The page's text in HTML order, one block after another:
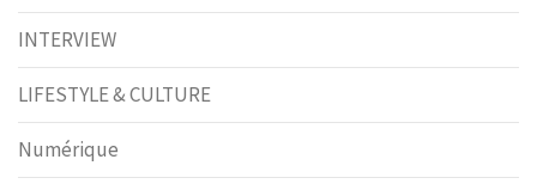
INTERVIEW
LIFESTYLE & CULTURE
Numérique